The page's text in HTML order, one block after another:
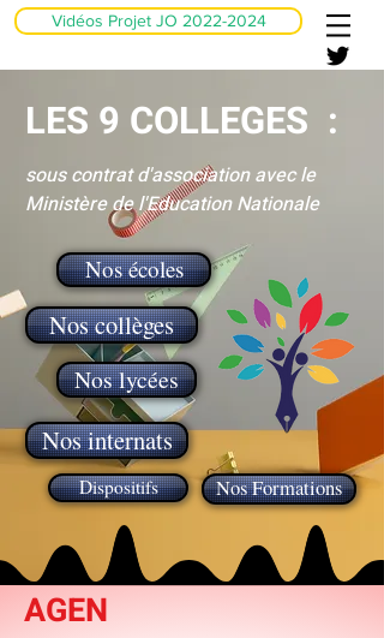
Vidéos Projet JO 2022-2024
LES 9 COLLEGES :
sous contrat d'association avec le
Ministère de l'Education Nationale
Nos écoles
Nos collèges
Nos lycées
Nos internats
Dispositifs Nos Formations
AGEN